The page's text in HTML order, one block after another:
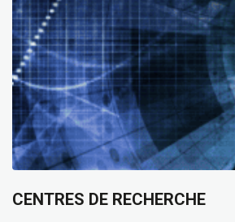
CENTRES DE RECHERCHE